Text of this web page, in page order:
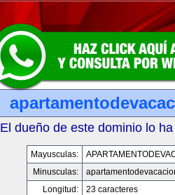
El dueño de este dominio lo
Mayusculas:
Minusculas:
Longitud:
23 caracteres